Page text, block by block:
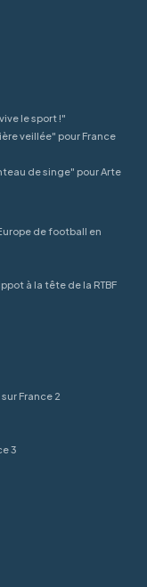
le sport !"
veillée" pour France
de singe" pour Arte
de football en
à la tête de la RTBF
France 2
3